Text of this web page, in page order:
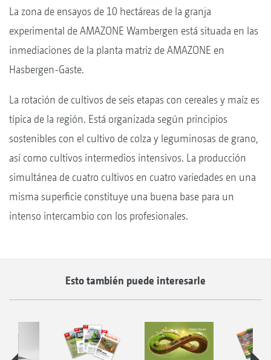
La zona de ensayos de 10 hectáreas de la granja
experimental de AMAZONE Wambergen está situada en las
inmediaciones de la planta matriz de AMAZONE en
Hasbergen-Gaste.
La rotación de cultivos de seis etapas con cereales y maíz es
típica de la región. Está organizada según principios
sostenibles con el cultivo de colza y leguminosas de grano,
así como cultivos intermedios intensivos. La producción
simultánea de cuatro cultivos en cuatro variedades en una
misma superficie constituye una buena base para un
intenso intercambio con los profesionales.
Esto también puede interesarle